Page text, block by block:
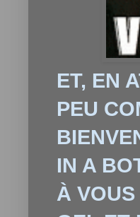
ET, EN
PEU
IN A
À